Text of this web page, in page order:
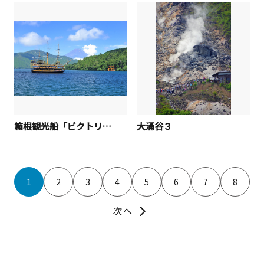
箱根観光船「ビクトリー３」（小田急グループ関連） 大涌谷３
1 2 3 4 5 6 7 8